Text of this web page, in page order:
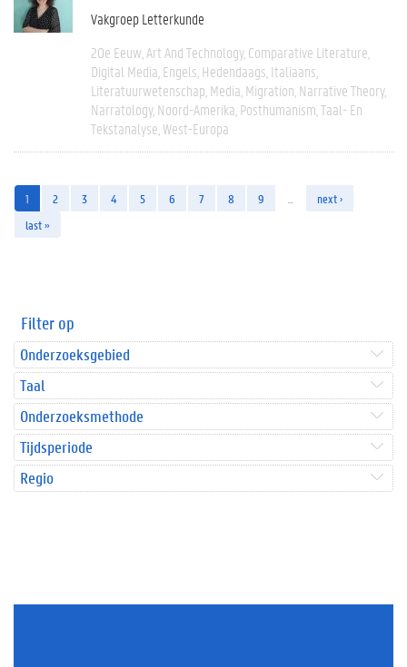
Vakgroep Letterkunde
20e Eeuw Art And Technology Comparative Literature
Digital Media Engels Hedendaags Italiaans
Literatuurwetenschap Media Migration Narrative Theory
Narratology Noord-Amerika Posthumanism Taal- En
Tekstanalyse West-Europa
1 2 3 4 5 6 7 8 9
next ›
last »
Filter op
Onderzoeksgebied
Taal
Onderzoeksmethode
Tijdsperiode
Regio